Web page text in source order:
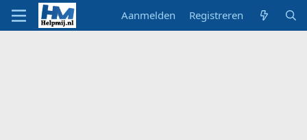
Aanmelden Registreren